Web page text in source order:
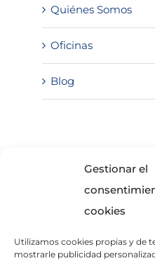
Gestionar el
cookies
Utilizamos cookies propias y de
mostrarle publicidad
Quiénes Somos
Oficinas
Blog